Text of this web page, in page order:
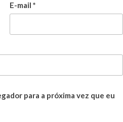
E-mail *
para a próxima vez que eu